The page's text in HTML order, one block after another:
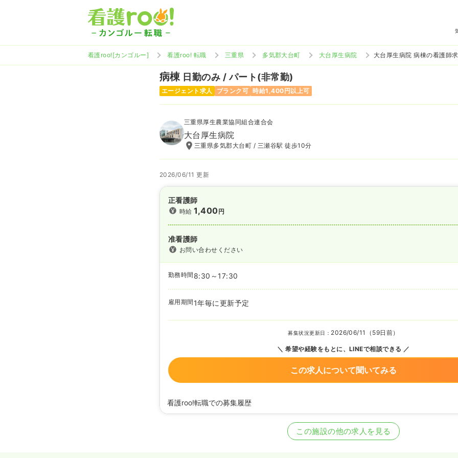
看護roo![カンゴルー] 看護roo! 転職 三重県 多気郡大台町 大台厚生病院 大台厚生病院 病棟の看護師
病棟 日勤のみ / パート(非常勤)
エージェント求人 ブランク可 時給1,400円以上可
三重県厚生農業協同組合連合会
大台厚生病院
三重県多気郡大台町 / 三瀬谷駅 徒歩10分
2026/06/11 更新
正看護師
時給1,400円
准看護師
お問い合わせください
勤務時間 8:30～17:30
雇用期間 1年毎に更新予定
募集状況更新日： 2026/06/11（59日前）
希望や経験をもとに、LINEで相談できる
この求人について聞いてみる
看護roo!転職での募集履歴
この施設の他の求人を見る